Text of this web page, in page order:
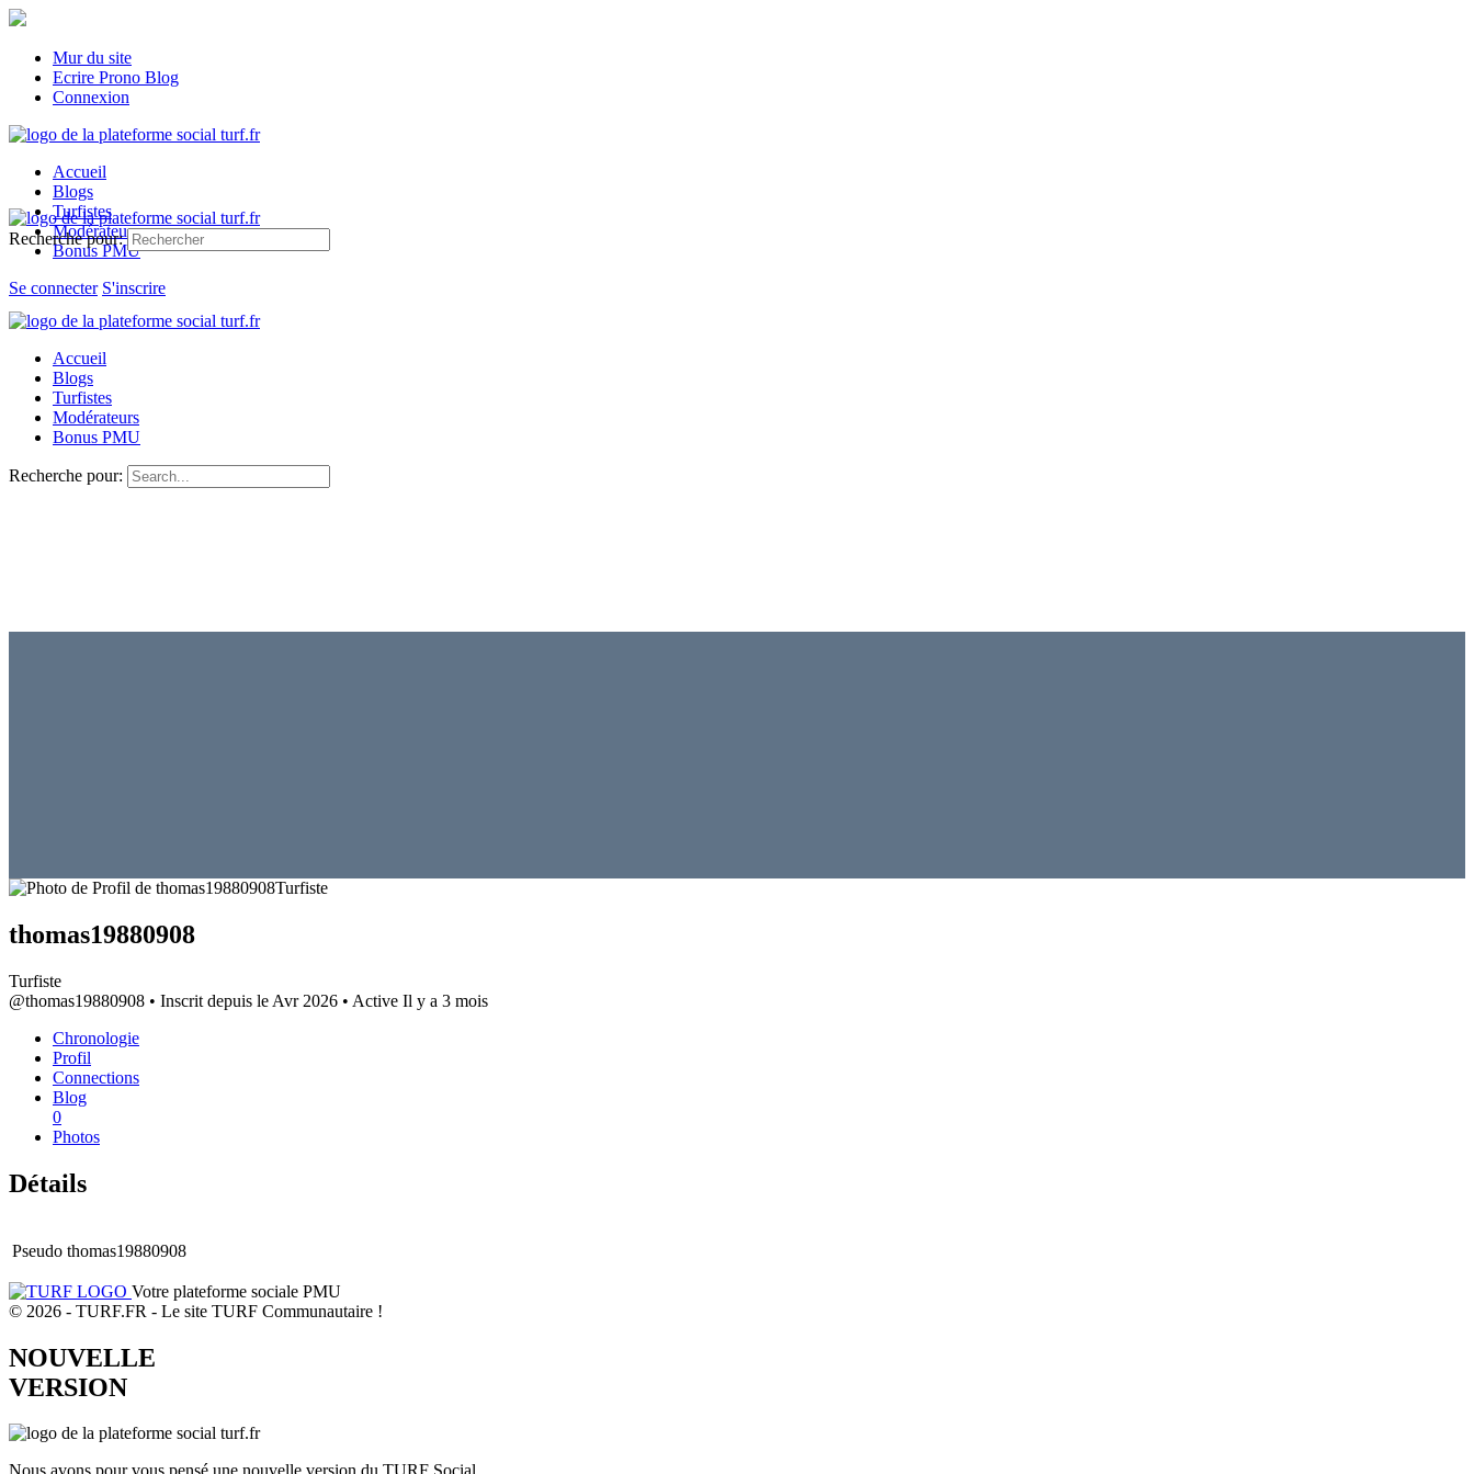
Mur du site
Ecrire Prono Blog
Connexion
Accueil
Blogs
Turfistes
Modérateurs
Bonus PMU
Se connecter S'inscrire
Recherche pour:
Accueil
Blogs
Turfistes
Modérateurs
Bonus PMU
Recherche pour:
Turfiste
thomas19880908
Turfiste
@thomas19880908 • Inscrit depuis le Avr 2026 • Active Il y a 3 mois
Chronologie
Profil
Connections
Blog
0
Photos
Détails
Pseudo thomas19880908
Votre plateforme sociale PMU
© 2026 - TURF.FR - Le site TURF Communautaire !
NOUVELLE
VERSION